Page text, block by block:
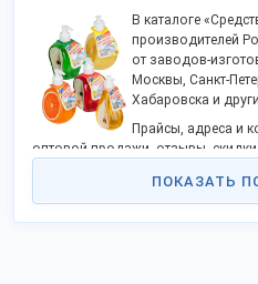
В каталоге
производителей
от заводов-
Москвы, Санкт-
Хабаровска и
Прайсы, адреса и
оптовой продажи, отзывы,
Цена от 27 руб. Продажа оптом.
Производство на
ПОКАЗАТЬ